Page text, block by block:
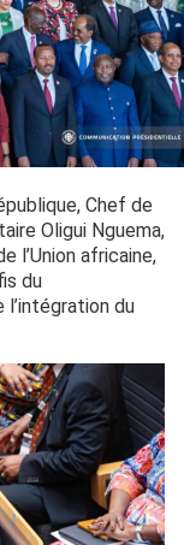
Chef de
Oligui Nguema,
l’Union africaine,
du
du